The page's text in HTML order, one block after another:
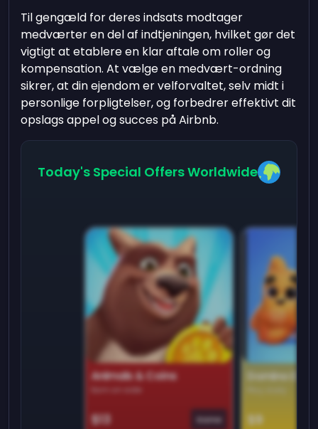
Til gengæld for deres indsats modtager
medværter en del af indtjeningen, hvilket gør det
vigtigt at etablere en klar aftale om roller og
kompensation. At vælge en medvært-ordning
sikrer, at din ejendom er velforvaltet, selv midt i
personlige forpligtelser, og forbedrer effektivt dit
opslags appel og succes på Airbnb.
Today's Special Offers Worldwide
Animals & Coins
$13 Game
Domino
$9